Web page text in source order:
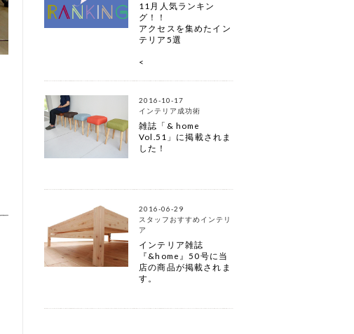
11月人気ランキン
グ！！
アクセスを集めたイン
テリア5選
<
2016-10-17
インテリア成功術
雑誌「& home
Vol.51」に掲載されま
した！
2016-06-29
スタッフおすすめインテリ
ア
インテリア雑誌
『&home』50号に当
店の商品が掲載されま
す。